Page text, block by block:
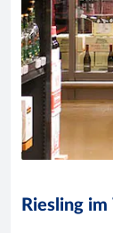
Riesling